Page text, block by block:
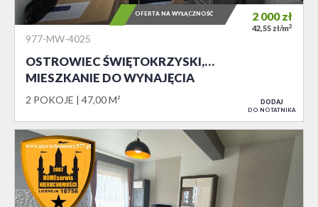
977-MW-4025
OSTROWIEC ŚWIĘTOKRZYSKI,…
MIESZKANIE DO WYNAJĘCIA
2 POKOJE 47,00 M²
2 000zł
42,55 zł/m2
OFERTA NA WYŁĄCZNOŚĆ
DODAJ
DO NOTATNIKA